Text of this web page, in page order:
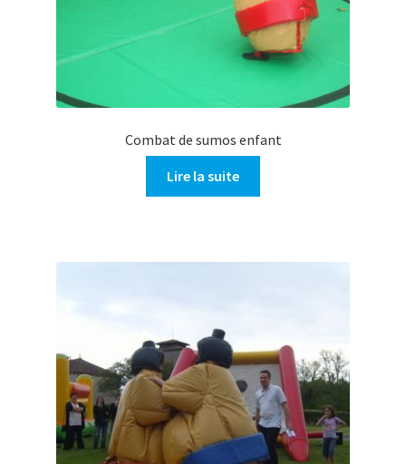
Combat de sumos enfant
Lire la suite